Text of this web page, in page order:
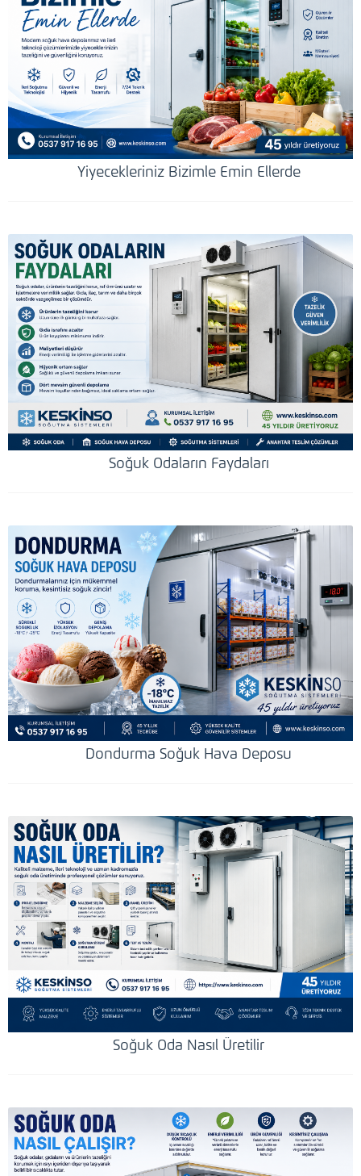
Yiyecekleriniz Bizimle Emin Ellerde
Soğuk Odaların Faydaları
Dondurma Soğuk Hava Deposu
Soğuk Oda Nasıl Üretilir